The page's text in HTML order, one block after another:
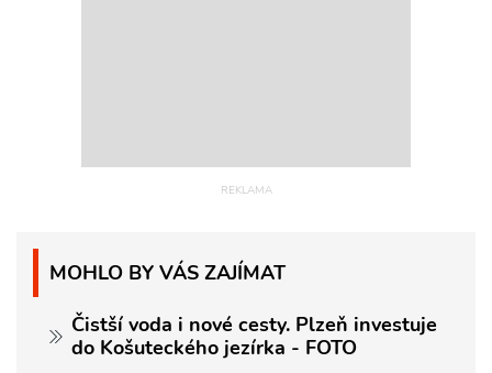
MOHLO BY VÁS ZAJÍMAT
Čistší voda i nové cesty. Plzeň investuje
do Košuteckého jezírka - FOTO